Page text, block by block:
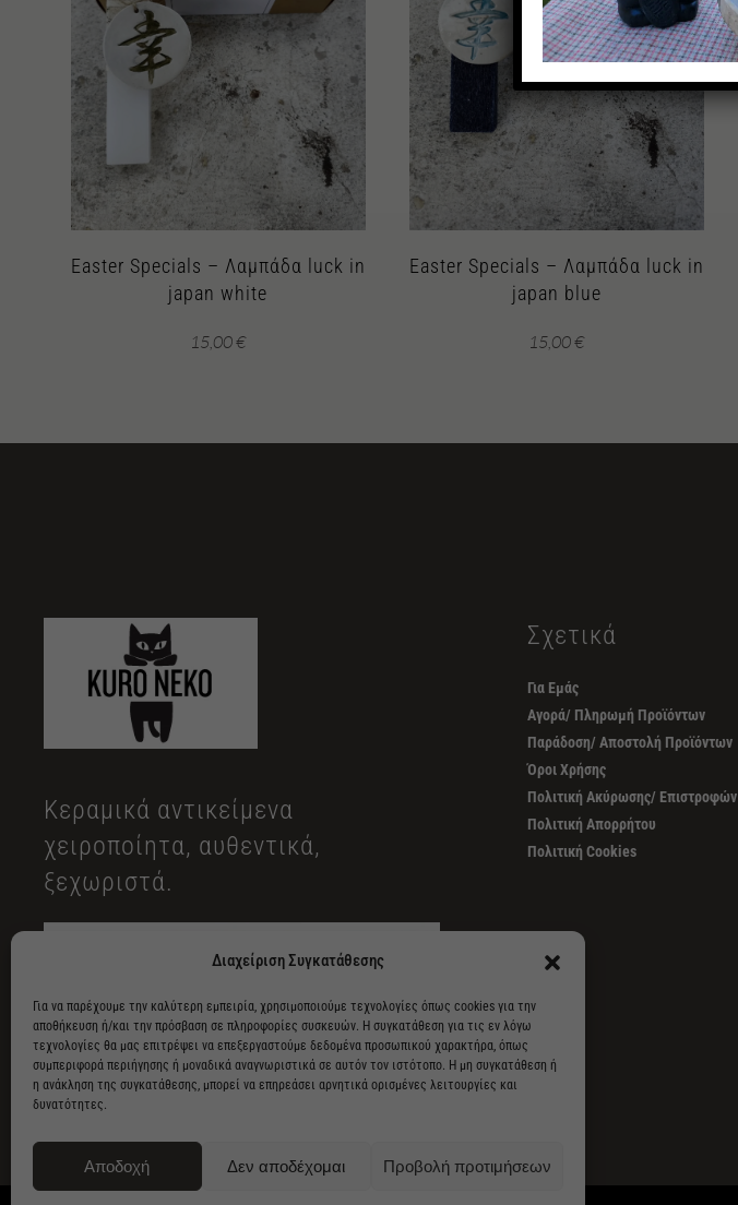
Διαχείριση Συγκατάθεσης
Για να παρέχουμε την καλύτερη εμπειρία, χρησιμοποιούμε τεχνολογίες όπως cookies για την
αποθήκευση ή/και την πρόσβαση σε πληροφορίες συσκευών. Η συγκατάθεση για τις εν λόγω
τεχνολογίες θα μας επιτρέψει να επεξεργαστούμε δεδομένα προσωπικού χαρακτήρα, όπως
συμπεριφορά περιήγησης ή μοναδικά αναγνωριστικά σε αυτόν τον ιστότοπο. Η μη συγκατάθεση ή
η ανάκληση της συγκατάθεσης, μπορεί να επηρεάσει αρνητικά ορισμένες λειτουργίες και
δυνατότητες.
Αποδοχή Δεν αποδέχομαι Προβολή προτιμήσεων
Easter Specials – Λαμπάδα luck in
japan white
15,00€
Easter Specials – Λαμπάδα luck in
japan blue
15,00€
Κεραμικά αντικείμενα
χειροποίητα, αυθεντικά,
ξεχωριστά.
Σχετικά
Για Εμάς
Αγορά/ Πληρωμή Προϊόντων
Παράδοση/ Αποστολή Προϊόντων
Όροι Χρήσης
Πολιτική Ακύρωσης/ Επιστροφών
Πολιτική Απορρήτου
Πολιτική Cookies